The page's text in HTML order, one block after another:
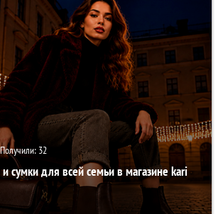
Получили: 32
сумки для всей семьи в магазине kari